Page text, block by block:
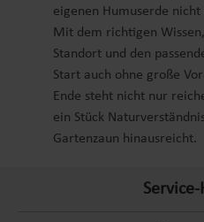
eigenen Humuserde
Mit dem richtigen
Standort und den
Start auch ohne große
Ende steht nicht nur
ein Stück
Gartenzaun hinausreicht.